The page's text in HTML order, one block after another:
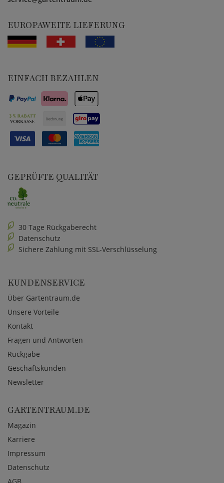
EUROPAWEITE LIEFERUNG
EINFACH BEZAHLEN
GEPRÜFTE QUALITÄT
30 Tage Rückgaberecht
Datenschutz
Sichere Zahlung mit SSL-Verschlüsselung
KUNDENSERVICE
Über Gartentraum.de
Unsere Vorteile
Kontakt
Fragen und Antworten
Rückgabe
Geschäftskunden
Newsletter
GARTENTRAUM.DE
Magazin
Karriere
Impressum
Datenschutz